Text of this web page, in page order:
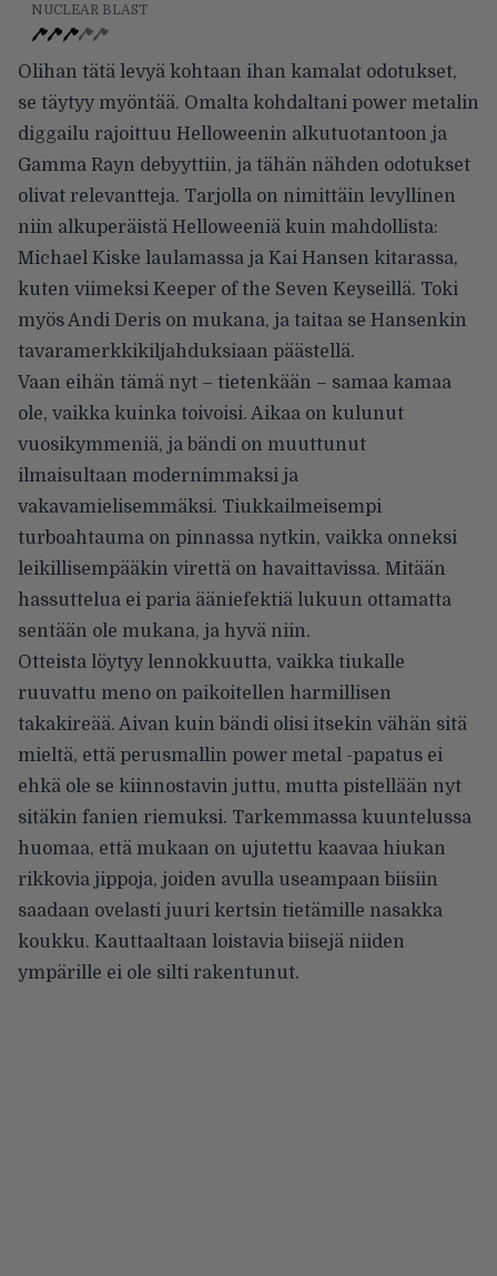
NUCLEAR BLAST
Olihan tätä levyä kohtaan ihan kamalat odotukset,
se täytyy myöntää. Omalta kohdaltani power metalin
diggailu rajoittuu Helloweenin alkutuotantoon ja
Gamma Rayn debyyttiin, ja tähän nähden odotukset
olivat relevantteja. Tarjolla on nimittäin levyllinen
niin alkuperäistä Helloweeniä kuin mahdollista:
Michael Kiske laulamassa ja Kai Hansen kitarassa,
kuten viimeksi Keeper of the Seven Keyseillä. Toki
myös Andi Deris on mukana, ja taitaa se Hansenkin
tavaramerkkikiljahduksiaan päästellä.
Vaan eihän tämä nyt – tietenkään – samaa kamaa
ole, vaikka kuinka toivoisi. Aikaa on kulunut
vuosikymmeniä, ja bändi on muuttunut
ilmaisultaan modernimmaksi ja
vakavamielisemmäksi. Tiukkailmeisempi
turboahtauma on pinnassa nytkin, vaikka onneksi
leikillisempääkin virettä on havaittavissa. Mitään
hassuttelua ei paria ääniefektiä lukuun ottamatta
sentään ole mukana, ja hyvä niin.
Otteista löytyy lennokkuutta, vaikka tiukalle
ruuvattu meno on paikoitellen harmillisen
takakireää. Aivan kuin bändi olisi itsekin vähän sitä
mieltä, että perusmallin power metal -papatus ei
ehkä ole se kiinnostavin juttu, mutta pistellään nyt
sitäkin fanien riemuksi. Tarkemmassa kuuntelussa
huomaa, että mukaan on ujutettu kaavaa hiukan
rikkovia jippoja, joiden avulla useampaan biisiin
saadaan ovelasti juuri kertsin tietämille nasakka
koukku. Kauttaaltaan loistavia biisejä niiden
ympärille ei ole silti rakentunut.